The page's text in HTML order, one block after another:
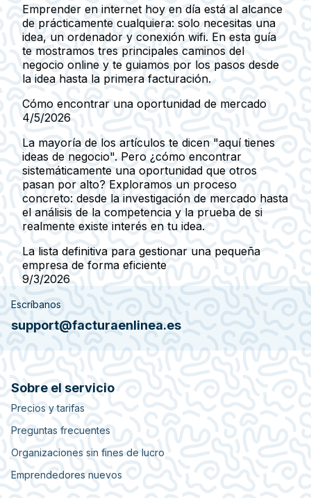
Emprender en internet hoy en día está al alcance
de prácticamente cualquiera: solo necesitas una
idea, un ordenador y conexión wifi. En esta guía
te mostramos tres principales caminos del
negocio online y te guiamos por los pasos desde
la idea hasta la primera facturación.
Cómo encontrar una oportunidad de mercado
4/5/2026
La mayoría de los artículos te dicen "aquí tienes
ideas de negocio". Pero ¿cómo encontrar
sistemáticamente una oportunidad que otros
pasan por alto? Exploramos un proceso
concreto: desde la investigación de mercado hasta
el análisis de la competencia y la prueba de si
realmente existe interés en tu idea.
La lista definitiva para gestionar una pequeña
empresa de forma eficiente
9/3/2026
Escríbanos
support@facturaenlinea.es
Sobre el servicio
Precios y tarifas
Preguntas frecuentes
Organizaciones sin fines de lucro
Emprendedores nuevos